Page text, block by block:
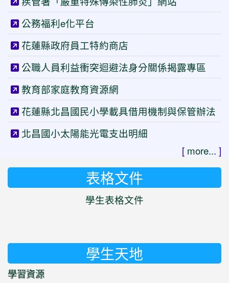
公務福利e化平台
花蓮縣政府員工特約商店
公職人員利益衝突迴避法身分關係揭露專區
教育部家庭教育資源網
花蓮縣北昌國民小學載具借用機制與保管辦法
北昌國小太陽能光電支出明細
[ more... ]
表格文件
學生表格文件
學生天地
學習資源